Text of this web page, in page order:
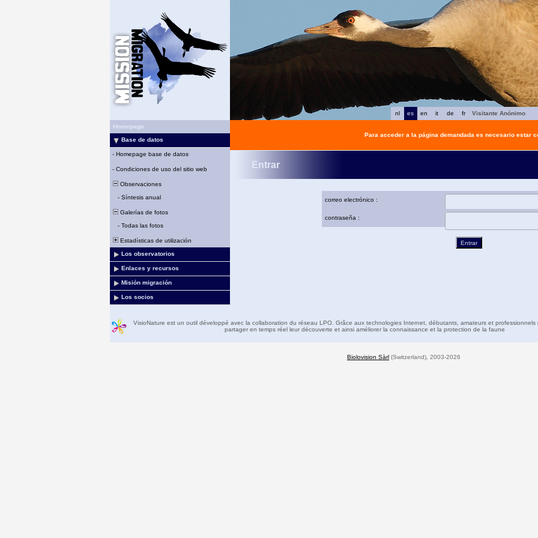
fr
de
it
en
es
nl
Visitante Anónimo
Homepage
Base de datos
- Homepage base de datos
- Condiciones de uso del sitio web
Observaciones
- Síntesis anual
Galerías de fotos
- Todas las fotos
Estadísticas de utilización
Los observatorios
Enlaces y recursos
Misión migración
Los socios
Para acceder a la página demandada es necesario estar
Entrar
correo electrónico :
contraseña :
VisioNature est un outil développé avec la collaboration du réseau LPO. Grâce aux technologies Internet, débutants, amateurs et professionnels
partager en temps réel leur découverte et ainsi améliorer la connaissance et la protection de la faune
Biolovision Sàrl (Switzerland), 2003-2026